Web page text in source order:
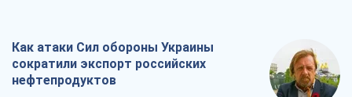
Как атаки Сил обороны Украины
сократили экспорт российских
нефтепродуктов